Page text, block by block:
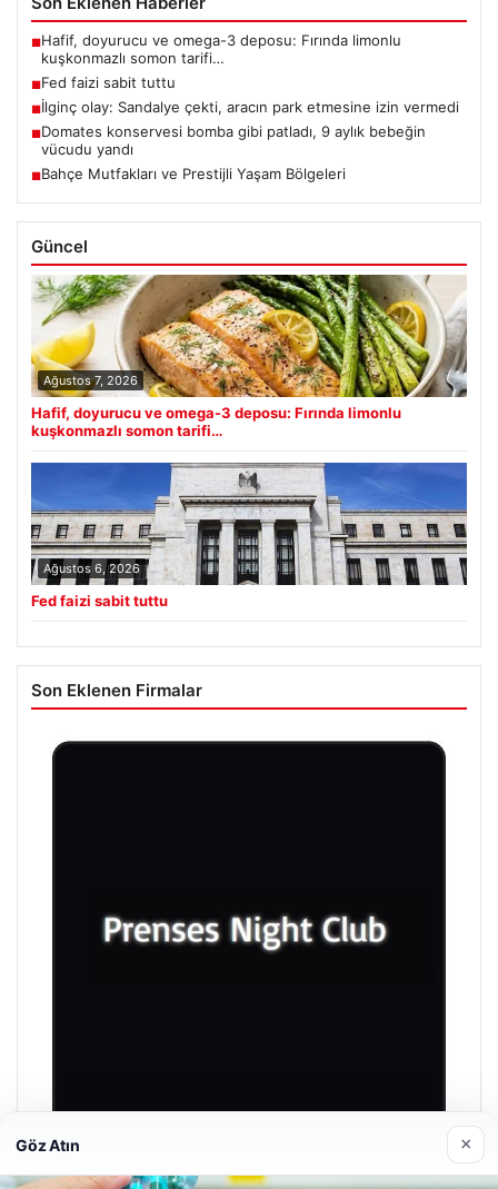
■Hafif, doyurucu ve omega-3 deposu: Fırında limonlu
kuşkonmazlı somon tarifi…
■Fed faizi sabit tuttu
■İlginç olay: Sandalye çekti, aracın park etmesine izin vermedi
■Domates konservesi bomba gibi patladı, 9 aylık bebeğin
vücudu yandı
■Bahçe Mutfakları ve Prestijli Yaşam Bölgeleri
Güncel
Ağustos 7, 2026
Hafif, doyurucu ve omega-3 deposu: Fırında limonlu
kuşkonmazlı somon tarifi…
Ağustos 6, 2026
Fed faizi sabit tuttu
Son Eklenen Firmalar
Prenses Night Club
Göz Atın ×